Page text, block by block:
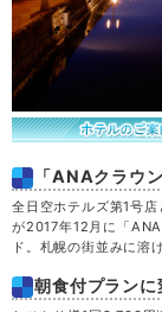
「ANAクラウ
全日空ホテルズ第1号
が2017年12月に「
ド。札幌の街並みに溶
朝食付プランに